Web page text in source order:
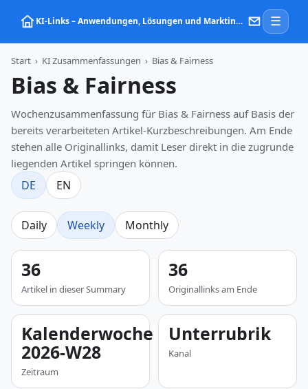
KI‑Links – Anwendungen, Lösungen und Marktinformationen zu Künstlicher Intelligenz ☰
Start › KI Zusammenfassungen › Bias & Fairness
Bias & Fairness
Wochenzusammenfassung für Bias & Fairness auf Basis der
bereits verarbeiteten Artikel-Kurzbeschreibungen. Am Ende
stehen alle Originallinks, damit Leser direkt in die zugrunde
liegenden Artikel springen können.
DE EN
Daily Weekly Monthly
36
Artikel in dieser Summary
36
Originallinks am Ende
Kalenderwoche
2026-W28
Zeitraum
Unterrubrik
Kanal